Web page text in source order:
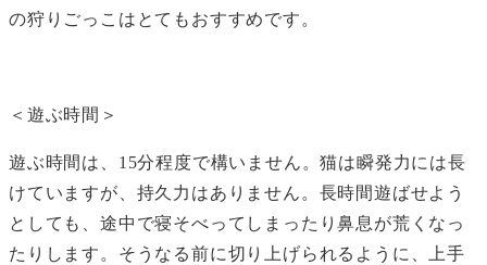
の狩りごっこはとてもおすすめです。
＜遊ぶ時間＞
遊ぶ時間は、15分程度で構いません。猫は瞬発力には長
けていますが、持久力はありません。長時間遊ばせよう
としても、途中で寝そべってしまったり鼻息が荒くなっ
たりします。そうなる前に切り上げられるように、上手